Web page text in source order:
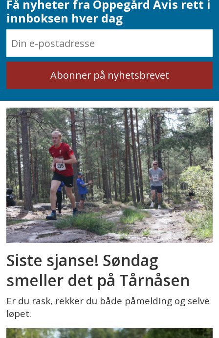
Få nyheter fra Oppegård Avis rett i
innboksen hver dag
Siste sjanse! Søndag
smeller det på Tårnåsen
Er du rask, rekker du både påmelding og selve
løpet.